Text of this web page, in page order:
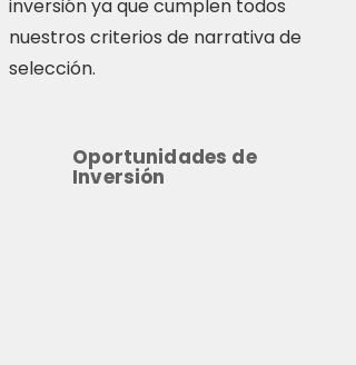
inversión ya que cumplen todos
nuestros criterios de narrativa de
selección.
Oportunidades de
Inversión